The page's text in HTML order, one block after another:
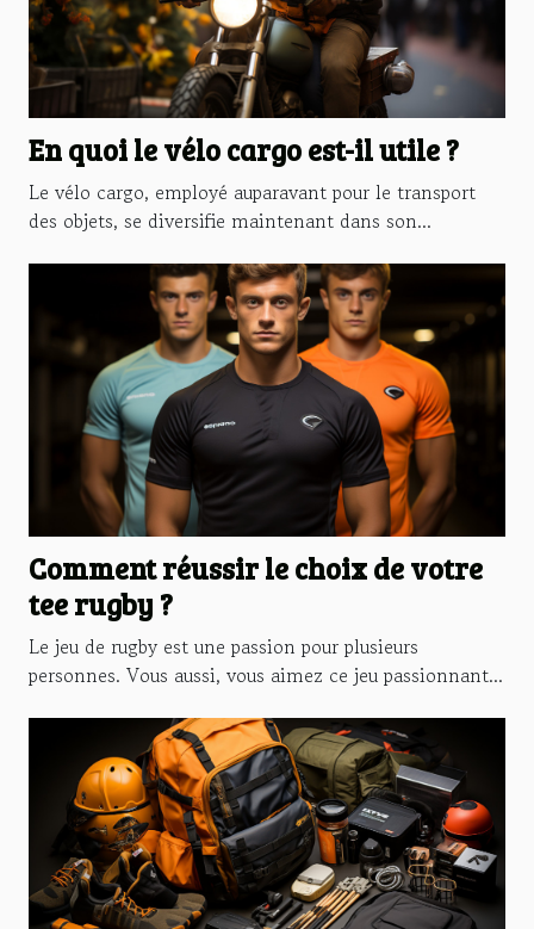
En quoi le vélo cargo est-il utile ?
Le vélo cargo, employé auparavant pour le transport
des objets, se diversifie maintenant dans son...
Comment réussir le choix de votre
tee rugby ?
Le jeu de rugby est une passion pour plusieurs
personnes. Vous aussi, vous aimez ce jeu passionnant...